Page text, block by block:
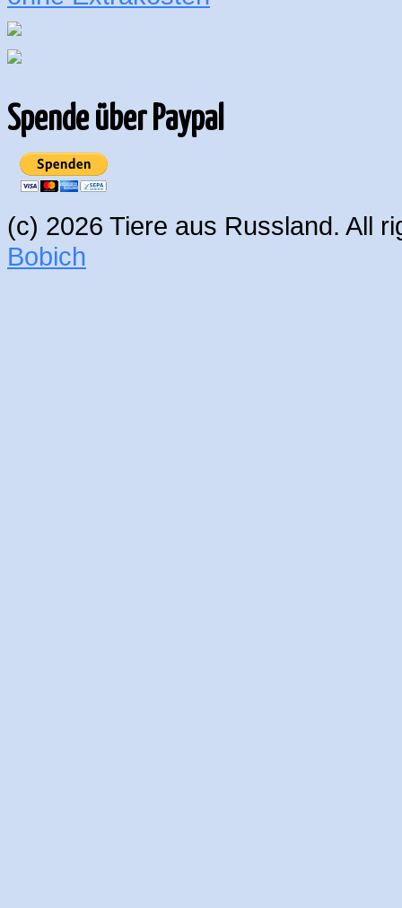
Spende über Paypal
(c) 2026 Tiere aus Russland. All
Bobich